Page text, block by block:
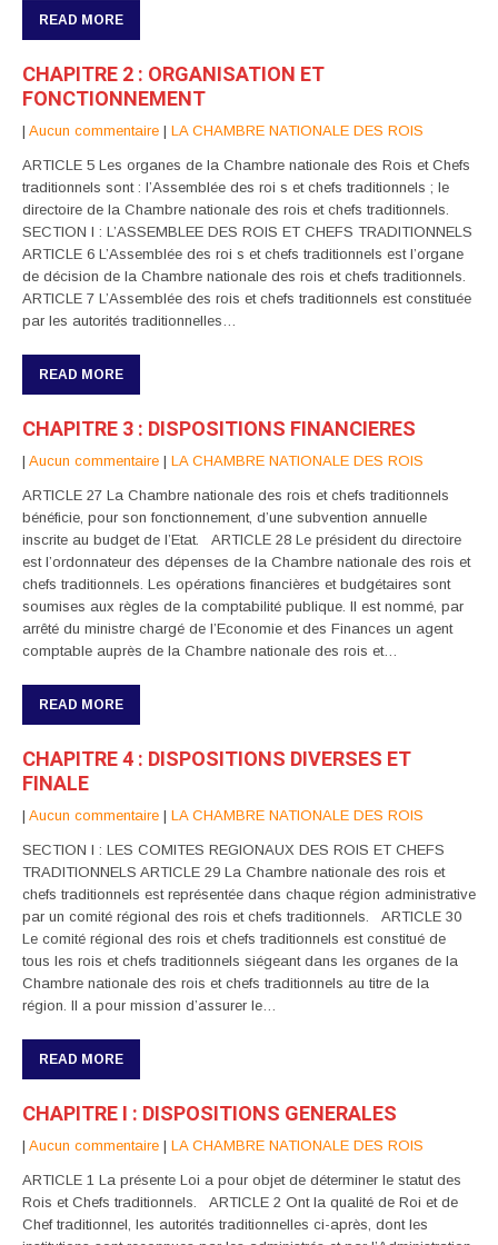
READ MORE
CHAPITRE 2 : ORGANISATION ET
FONCTIONNEMENT
| Aucun commentaire | LA CHAMBRE NATIONALE DES ROIS
ARTICLE 5 Les organes de la Chambre nationale des Rois et Chefs
traditionnels sont : l’Assemblée des roi s et chefs traditionnels ; le
directoire de la Chambre nationale des rois et chefs traditionnels.
SECTION I : L’ASSEMBLEE DES ROIS ET CHEFS TRADITIONNELS
ARTICLE 6 L’Assemblée des roi s et chefs traditionnels est l’organe
de décision de la Chambre nationale des rois et chefs traditionnels.
ARTICLE 7 L’Assemblée des rois et chefs traditionnels est constituée
par les autorités traditionnelles…
READ MORE
CHAPITRE 3 : DISPOSITIONS FINANCIERES
| Aucun commentaire | LA CHAMBRE NATIONALE DES ROIS
ARTICLE 27 La Chambre nationale des rois et chefs traditionnels
bénéficie, pour son fonctionnement, d’une subvention annuelle
inscrite au budget de l’Etat. ARTICLE 28 Le président du directoire
est l’ordonnateur des dépenses de la Chambre nationale des rois et
chefs traditionnels. Les opérations financières et budgétaires sont
soumises aux règles de la comptabilité publique. Il est nommé, par
arrêté du ministre chargé de l’Economie et des Finances un agent
comptable auprès de la Chambre nationale des rois et…
READ MORE
CHAPITRE 4 : DISPOSITIONS DIVERSES ET
FINALE
| Aucun commentaire | LA CHAMBRE NATIONALE DES ROIS
SECTION I : LES COMITES REGIONAUX DES ROIS ET CHEFS
TRADITIONNELS ARTICLE 29 La Chambre nationale des rois et
chefs traditionnels est représentée dans chaque région administrative
par un comité régional des rois et chefs traditionnels. ARTICLE 30
Le comité régional des rois et chefs traditionnels est constitué de
tous les rois et chefs traditionnels siégeant dans les organes de la
Chambre nationale des rois et chefs traditionnels au titre de la
région. Il a pour mission d’assurer le…
READ MORE
CHAPITRE I : DISPOSITIONS GENERALES
| Aucun commentaire | LA CHAMBRE NATIONALE DES ROIS
ARTICLE 1 La présente Loi a pour objet de déterminer le statut des
Rois et Chefs traditionnels. ARTICLE 2 Ont la qualité de Roi et de
Chef traditionnel, les autorités traditionnelles ci-après, dont les